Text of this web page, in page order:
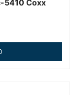
5410 Coxx